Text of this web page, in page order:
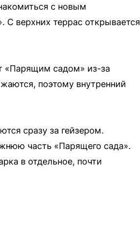
с новым
верхних террас открывается
«Парящим садом» из-за
поэтому внутренний
сразу за гейзером.
часть «Парящего сада».
в отдельное, почти